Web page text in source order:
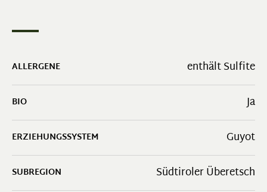
ALLERGENE enthält Sulfite
BIO Ja
ERZIEHUNGSSYSTEM Guyot
SUBREGION Südtiroler Überetsch